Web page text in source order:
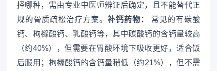
择哪种，需由专业中医师辨证后确定，且不能替代正
规的骨质疏松治疗方案。 补钙药物：
常见的有碳酸
钙、枸橼酸钙、乳酸钙等，其中碳酸钙的含钙量较高
（约40%），但需要在胃酸环境下吸收更好，适合饭
后服用；枸橼酸钙的含钙量稍低（约21%），但不需